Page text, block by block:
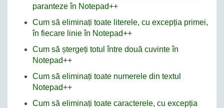
paranteze în Notepad++
Cum să eliminați toate literele, cu excepția primei,
în fiecare linie în Notepad++
Cum să ștergeți totul între două cuvinte în
Notepad++
Cum să eliminați toate numerele din textul
Notepad++
Cum să eliminați toate caracterele, cu excepția